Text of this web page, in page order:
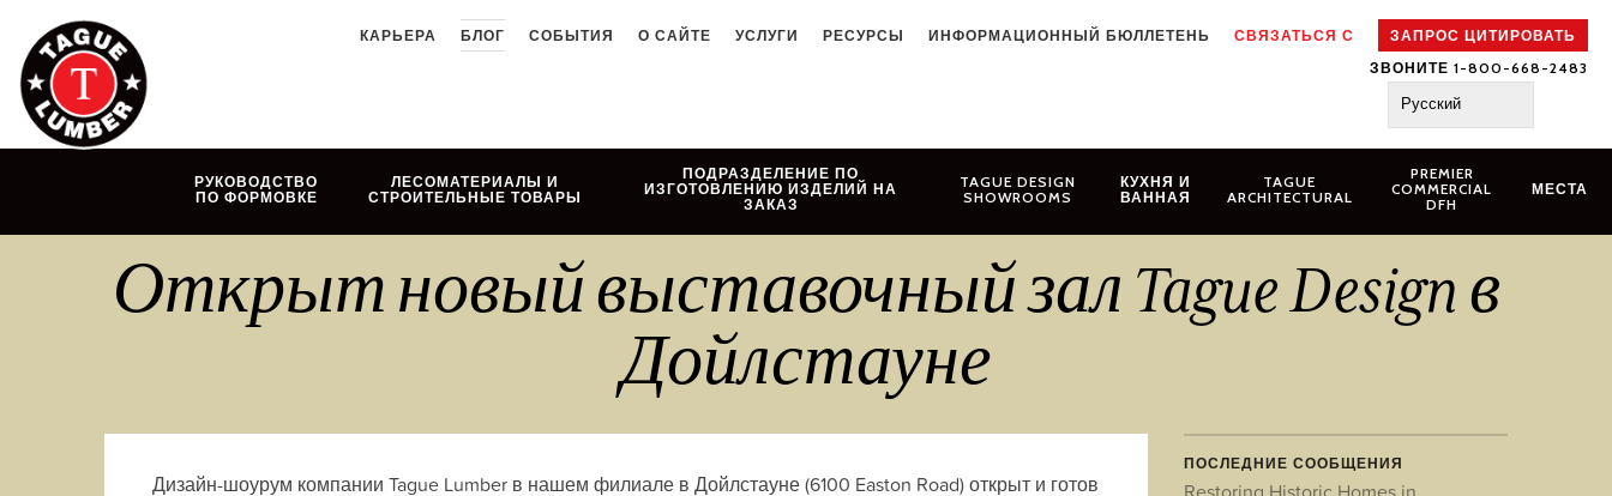
content
КАРЬЕРА БЛОГ СОБЫТИЯ О САЙТЕ УСЛУГИ РЕСУРСЫ ИНФОРМАЦИОННЫЙ БЮЛЛЕТЕНЬ СВЯЗАТЬСЯ С
ЗАПРОС ЦИТИРОВАТЬ
ЗВОНИТЕ 1-800-668-2483
Русский
РУКОВОДСТВО
ПО ФОРМОВКЕ
ЛЕСОМАТЕРИАЛЫ И
СТРОИТЕЛЬНЫЕ ТОВАРЫ
ПОДРАЗДЕЛЕНИЕ ПО
ИЗГОТОВЛЕНИЮ ИЗДЕЛИЙ НА
ЗАКАЗ
TAGUE DESIGN
SHOWROOMS
КУХНЯ И
ВАННАЯ
TAGUE
ARCHITECTURAL
PREMIER
COMMERCIAL
DFH
МЕСТА
Открыт новый выставочный зал Tague Design в
Дойлстауне
Дизайн-шоурум компании Tague Lumber в нашем филиале в Дойлстауне (6100 Easton Road) открыт и готов
ПОСЛЕДНИЕ СООБЩЕНИЯ